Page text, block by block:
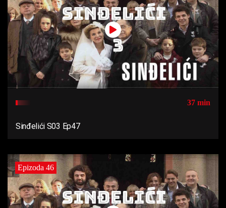
37 min
Sinđelići S03 Ep47
Epizoda 46